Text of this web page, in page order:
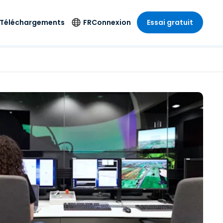
de
sur
Antivirus
Détection et
réponse sur les
terminaux
Accès et contrôle
Wi-Fi Foxpass
Espace de travail
sécurisé Zero Trust
Shield (Anti-
arnaque)
et secteur
& Design
et comptabilité
les secteurs
Téléchargements FR
Deutsch
Español
Italiano
Nederlands
Português
简体中文
繁體中文
Connexion Essai gratuit